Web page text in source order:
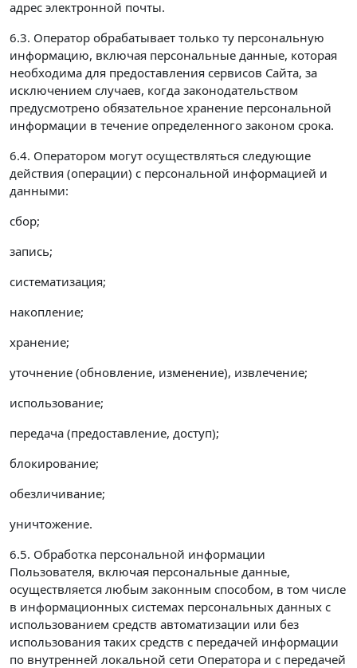
адрес электронной почты.
6.3. Оператор обрабатывает только ту персональную
информацию, включая персональные данные, которая
необходима для предоставления сервисов Сайта, за
исключением случаев, когда законодательством
предусмотрено обязательное хранение персональной
информации в течение определенного законом срока.
6.4. Оператором могут осуществляться следующие
действия (операции) с персональной информацией и
данными:
сбор;
запись;
систематизация;
накопление;
хранение;
уточнение (обновление, изменение), извлечение;
использование;
передача (предоставление, доступ);
блокирование;
обезличивание;
уничтожение.
6.5. Обработка персональной информации
Пользователя, включая персональные данные,
осуществляется любым законным способом, в том числе
в информационных системах персональных данных с
использованием средств автоматизации или без
использования таких средств с передачей информации
по внутренней локальной сети Оператора и с передачей